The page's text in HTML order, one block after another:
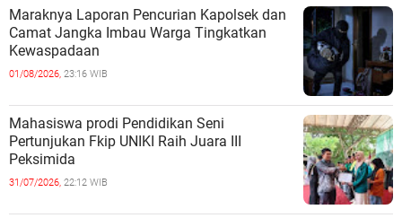
Maraknya Laporan Pencurian Kapolsek dan
Camat Jangka Imbau Warga Tingkatkan
Kewaspadaan
01/08/2026, 23:16 WIB
Mahasiswa prodi Pendidikan Seni
Pertunjukan Fkip UNIKI Raih Juara III
Peksimida
31/07/2026, 22:12 WIB